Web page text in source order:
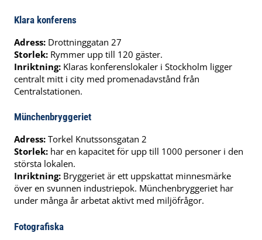
Klara konferens
Adress: Drottninggatan 27
Storlek: Rymmer upp till 120 gäster.
Inriktning: Klaras konferenslokaler i Stockholm ligger
centralt mitt i city med promenadavstånd från
Centralstationen.
Münchenbryggeriet
Adress: Torkel Knutssonsgatan 2
Storlek: har en kapacitet för upp till 1000 personer i den
största lokalen.
Inriktning: Bryggeriet är ett uppskattat minnesmärke
över en svunnen industriepok. Münchenbryggeriet har
under många år arbetat aktivt med miljöfrågor.
Fotografiska